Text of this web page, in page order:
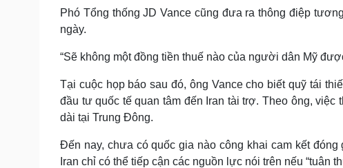
Phó Tổng thống JD Vance cũng đưa ra thông điệp
ngày.
“Sẽ không một đồng tiền thuế nào của người dân Mỹ
Tại cuộc họp báo sau đó, ông Vance cho biết quỹ tái
đầu tư quốc tế quan tâm đến Iran tài trợ. Theo ông,
dài tại Trung Đông.
Đến nay, chưa có quốc gia nào công khai cam kết
Iran chỉ có thể tiếp cận các nguồn lực nói trên nếu “tuân